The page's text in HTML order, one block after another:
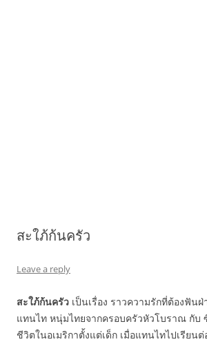
สะใภ้ก้นครัว
Leave a reply
สะใภ้ก้นครัว เป็นเรื่อง ราวความรักที่ต้องฟัน
แทนไท หนุ่มไทยจากครอบครัวหัวโบราณ กับ
ชีวิตในอเมริกาตั้งแต่เด็ก เมื่อแทนไทไปเรีย